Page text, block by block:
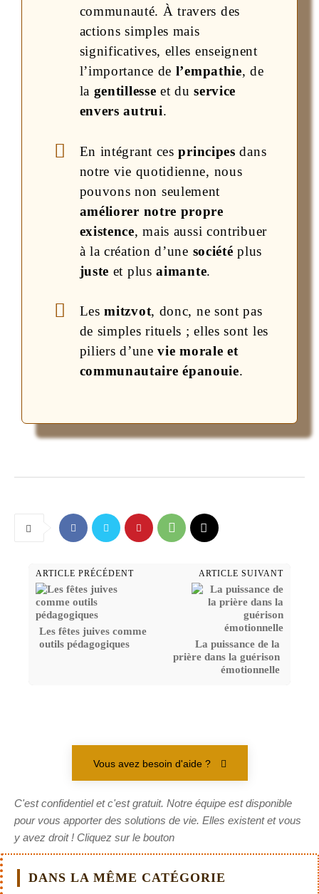
communauté. À travers des
actions simples mais
significatives, elles enseignent
l’importance de l’empathie, de
la gentillesse et duservice
envers autrui.
En intégrant cesprincipes dans
notre vie quotidienne, nous
pouvons non seulement
améliorer notre propre
existence, mais aussi contribuer
à la création d’une société plus
juste et plusaimante.
Lesmitzvot, donc, ne sont pas
de simples rituels ; elles sont les
piliers d’unevie morale et
communautaire épanouie.
ARTICLE PRÉCÉDENT
Les fêtes juives comme
outils pédagogiques
ARTICLE SUIVANT
La puissance de la
prière dans la guérison
émotionnelle
Vous avez besoin d'aide ?
C'est confidentiel et c'est gratuit. Notre équipe est disponible
pour vous apporter des solutions de vie. Elles existent et vous
y avez droit ! Cliquez sur le bouton
DANS LA MÊME CATÉGORIE